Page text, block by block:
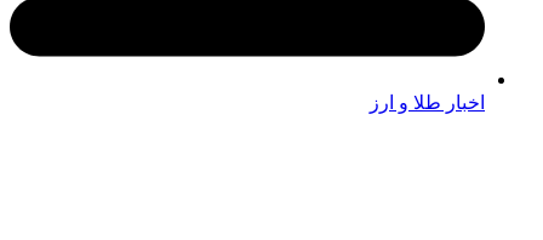
اخبار طلا و ارز